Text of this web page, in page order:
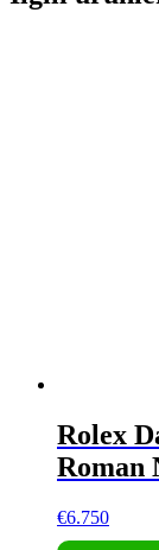
Rolex
Roman
€6.750